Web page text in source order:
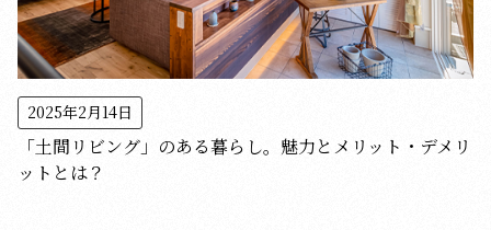
2025年2月14日
「土間リビング」のある暮らし。魅力とメリット・デメリ
ットとは？